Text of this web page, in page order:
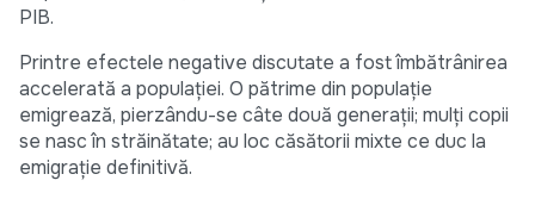
PIB.
Printre efectele negative discutate a fost îmbătrânirea
accelerată a populației. O pătrime din populație
emigrează, pierzându-se câte două generații; mulţi copii
se nasc în străinătate; au loc căsătorii mixte ce duc la
emigrație definitivă.